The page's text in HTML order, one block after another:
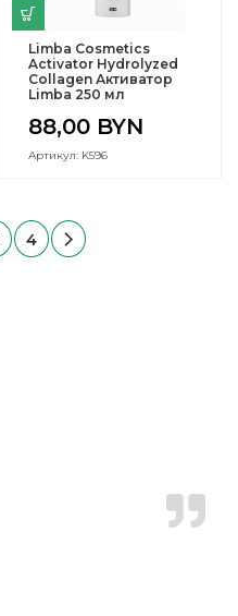
Limba Cosmetics
Activator Hydrolyzed
Collagen Активатор
Limba 250 мл
88,00 BYN
Артикул: K596
4